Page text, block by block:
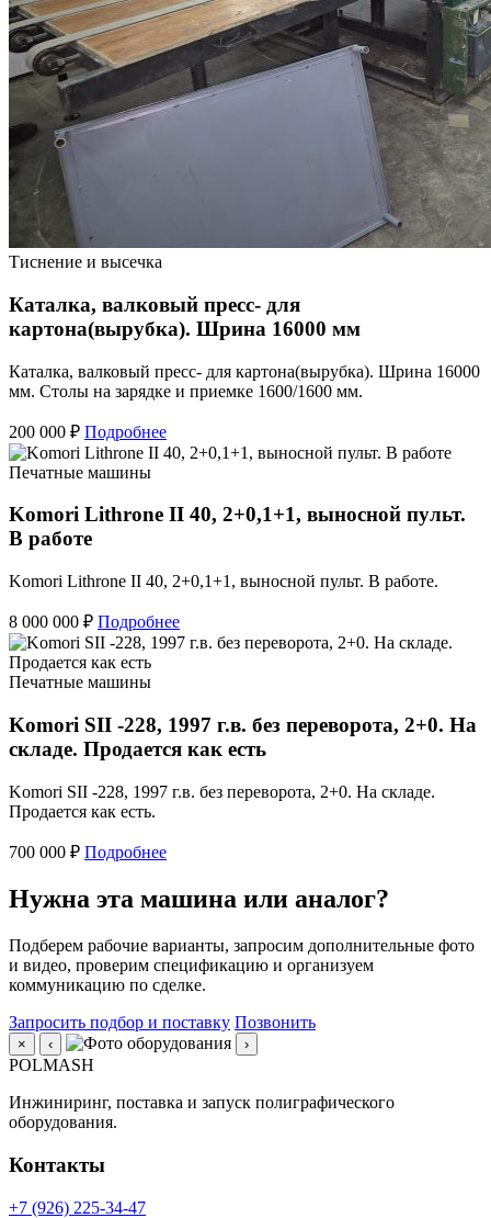
Тиснение и высечка
Каталка, валковый пресс- для
картона(вырубка). Шрина 16000 мм
Каталка, валковый пресс- для картона(вырубка). Шрина 16000
мм. Столы на зарядке и приемке 1600/1600 мм.
200 000 ₽ Подробнее
Печатные машины
Komori Lithrone II 40, 2+0,1+1, выносной пульт.
В работе
Komori Lithrone II 40, 2+0,1+1, выносной пульт. В работе.
8 000 000 ₽ Подробнее
Печатные машины
Komori SII -228, 1997 г.в. без переворота, 2+0. На
складе. Продается как есть
Komori SII -228, 1997 г.в. без переворота, 2+0. На складе.
Продается как есть.
700 000 ₽ Подробнее
Нужна эта машина или аналог?
Подберем рабочие варианты, запросим дополнительные фото
и видео, проверим спецификацию и организуем
коммуникацию по сделке.
Запросить подбор и поставку Позвонить
× ‹ ›
POLMASH
Инжиниринг, поставка и запуск полиграфического
оборудования.
Контакты
+7 (926) 225-34-47